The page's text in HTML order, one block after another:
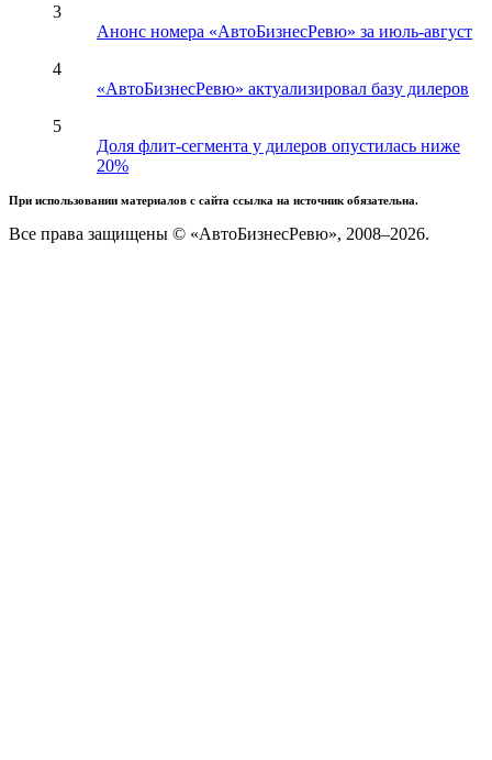
3
Анонс номера «АвтоБизнесРевю» за июль-август
4
«АвтоБизнесРевю» актуализировал базу дилеров
5
Доля флит-сегмента у дилеров опустилась ниже
20%
При использовании материалов с сайта ссылка на источник обязательна.
Все права защищены © «АвтоБизнесРевю», 2008–2026.